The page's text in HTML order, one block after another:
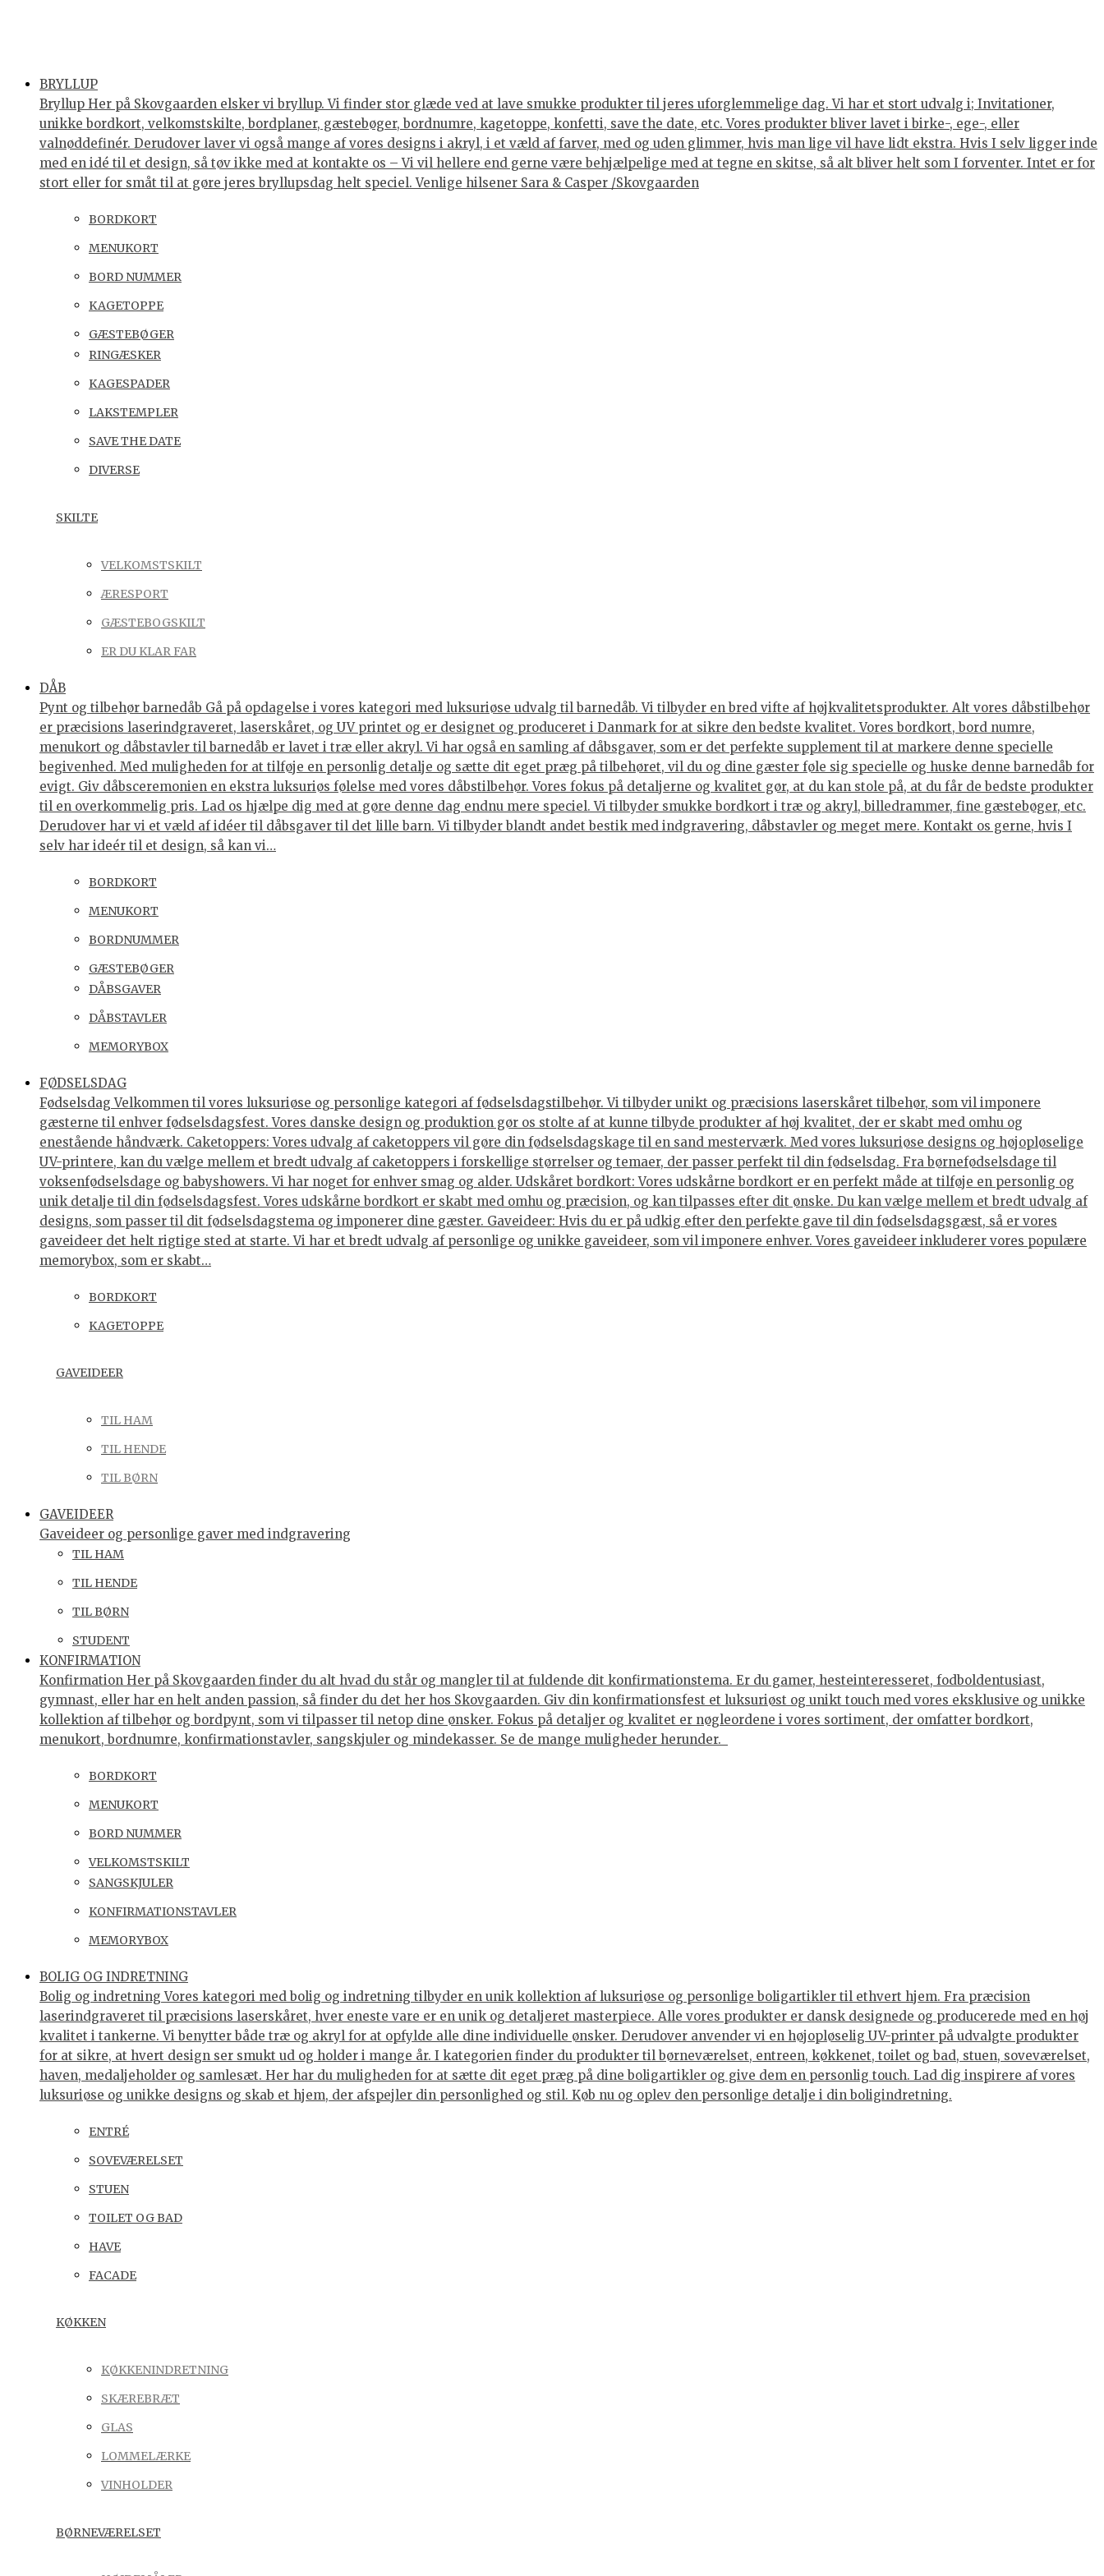
BRYLLUP
Bryllup Her på Skovgaarden elsker vi bryllup. Vi finder stor glæde ved at lave smukke produkter til jeres uforglemmelige dag. Vi har et stort udvalg i; Invitationer,
unikke bordkort, velkomstskilte, bordplaner, gæstebøger, bordnumre, kagetoppe, konfetti, save the date, etc. Vores produkter bliver lavet i birke-, ege-, eller
valnøddefinér. Derudover laver vi også mange af vores designs i akryl, i et væld af farver, med og uden glimmer, hvis man lige vil have lidt ekstra. Hvis I selv ligger inde
med en idé til et design, så tøv ikke med at kontakte os – Vi vil hellere end gerne være behjælpelige med at tegne en skitse, så alt bliver helt som I forventer. Intet er for
stort eller for småt til at gøre jeres bryllupsdag helt speciel. Venlige hilsener Sara & Casper /Skovgaarden
BORDKORT
MENUKORT
BORD NUMMER
KAGETOPPE
GÆSTEBØGER
RINGÆSKER
KAGESPADER
LAKSTEMPLER
SAVE THE DATE
DIVERSE
SKILTE
VELKOMSTSKILT
ÆRESPORT
GÆSTEBOGSKILT
ER DU KLAR FAR
DÅB
Pynt og tilbehør barnedåb Gå på opdagelse i vores kategori med luksuriøse udvalg til barnedåb. Vi tilbyder en bred vifte af højkvalitetsprodukter. Alt vores dåbstilbehør
er præcisions laserindgraveret, laserskåret, og UV printet og er designet og produceret i Danmark for at sikre den bedste kvalitet. Vores bordkort, bord numre,
menukort og dåbstavler til barnedåb er lavet i træ eller akryl. Vi har også en samling af dåbsgaver, som er det perfekte supplement til at markere denne specielle
begivenhed. Med muligheden for at tilføje en personlig detalje og sætte dit eget præg på tilbehøret, vil du og dine gæster føle sig specielle og huske denne barnedåb for
evigt. Giv dåbsceremonien en ekstra luksuriøs følelse med vores dåbstilbehør. Vores fokus på detaljerne og kvalitet gør, at du kan stole på, at du får de bedste produkter
til en overkommelig pris. Lad os hjælpe dig med at gøre denne dag endnu mere speciel. Vi tilbyder smukke bordkort i træ og akryl, billedrammer, fine gæstebøger, etc.
Derudover har vi et væld af idéer til dåbsgaver til det lille barn. Vi tilbyder blandt andet bestik med indgravering, dåbstavler og meget mere. Kontakt os gerne, hvis I
selv har ideér til et design, så kan vi…
BORDKORT
MENUKORT
BORDNUMMER
GÆSTEBØGER
DÅBSGAVER
DÅBSTAVLER
MEMORYBOX
FØDSELSDAG
Fødselsdag Velkommen til vores luksuriøse og personlige kategori af fødselsdagstilbehør. Vi tilbyder unikt og præcisions laserskåret tilbehør, som vil imponere
gæsterne til enhver fødselsdagsfest. Vores danske design og produktion gør os stolte af at kunne tilbyde produkter af høj kvalitet, der er skabt med omhu og
enestående håndværk. Caketoppers: Vores udvalg af caketoppers vil gøre din fødselsdagskage til en sand mesterværk. Med vores luksuriøse designs og højopløselige
UV-printere, kan du vælge mellem et bredt udvalg af caketoppers i forskellige størrelser og temaer, der passer perfekt til din fødselsdag. Fra børnefødselsdage til
voksenfødselsdage og babyshowers. Vi har noget for enhver smag og alder. Udskåret bordkort: Vores udskårne bordkort er en perfekt måde at tilføje en personlig og
unik detalje til din fødselsdagsfest. Vores udskårne bordkort er skabt med omhu og præcision, og kan tilpasses efter dit ønske. Du kan vælge mellem et bredt udvalg af
designs, som passer til dit fødselsdagstema og imponerer dine gæster. Gaveideer: Hvis du er på udkig efter den perfekte gave til din fødselsdagsgæst, så er vores
gaveideer det helt rigtige sted at starte. Vi har et bredt udvalg af personlige og unikke gaveideer, som vil imponere enhver. Vores gaveideer inkluderer vores populære
memorybox, som er skabt…
BORDKORT
KAGETOPPE
GAVEIDEER
TIL HAM
TIL HENDE
TIL BØRN
GAVEIDEER
Gaveideer og personlige gaver med indgravering
TIL HAM
TIL HENDE
TIL BØRN
STUDENT
KONFIRMATION
Konfirmation Her på Skovgaarden finder du alt hvad du står og mangler til at fuldende dit konfirmationstema. Er du gamer, hesteinteresseret, fodboldentusiast,
gymnast, eller har en helt anden passion, så finder du det her hos Skovgaarden. Giv din konfirmationsfest et luksuriøst og unikt touch med vores eksklusive og unikke
kollektion af tilbehør og bordpynt, som vi tilpasser til netop dine ønsker. Fokus på detaljer og kvalitet er nøgleordene i vores sortiment, der omfatter bordkort,
menukort, bordnumre, konfirmationstavler, sangskjuler og mindekasser. Se de mange muligheder herunder.
BORDKORT
MENUKORT
BORD NUMMER
VELKOMSTSKILT
SANGSKJULER
KONFIRMATIONSTAVLER
MEMORYBOX
BOLIG OG INDRETNING
Bolig og indretning Vores kategori med bolig og indretning tilbyder en unik kollektion af luksuriøse og personlige boligartikler til ethvert hjem. Fra præcision
laserindgraveret til præcisions laserskåret, hver eneste vare er en unik og detaljeret masterpiece. Alle vores produkter er dansk designede og producerede med en høj
kvalitet i tankerne. Vi benytter både træ og akryl for at opfylde alle dine individuelle ønsker. Derudover anvender vi en højopløselig UV-printer på udvalgte produkter
for at sikre, at hvert design ser smukt ud og holder i mange år. I kategorien finder du produkter til børneværelset, entreen, køkkenet, toilet og bad, stuen, soveværelset,
haven, medaljeholder og samlesæt. Her har du muligheden for at sætte dit eget præg på dine boligartikler og give dem en personlig touch. Lad dig inspirere af vores
luksuriøse og unikke designs og skab et hjem, der afspejler din personlighed og stil. Køb nu og oplev den personlige detalje i din boligindretning.
ENTRÉ
SOVEVÆRELSET
STUEN
TOILET OG BAD
HAVE
FACADE
KØKKEN
KØKKENINDRETNING
SKÆREBRÆT
GLAS
LOMMELÆRKE
VINHOLDER
BØRNEVÆRELSET